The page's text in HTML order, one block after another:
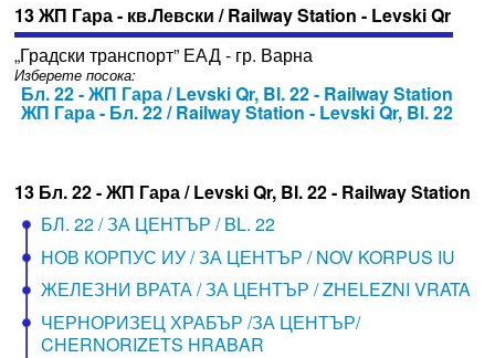
13 ЖП Гара - кв.Левски / Railway Station - Levski Qr
„Градски транспорт” ЕАД - гр. Варна
Изберете посока:
Бл. 22 - ЖП Гара / Levski Qr, Bl. 22 - Railway Station
ЖП Гара - Бл. 22 / Railway Station - Levski Qr, Bl. 22
13 Бл. 22 - ЖП Гара / Levski Qr, Bl. 22 - Railway Station
БЛ. 22 / ЗА ЦЕНТЪР / BL. 22
НОВ КОРПУС ИУ / ЗА ЦЕНТЪР / NOV KORPUS IU
ЖЕЛЕЗНИ ВРАТА / ЗА ЦЕНТЪР / ZHELEZNI VRATA
ЧЕРНОРИЗЕЦ ХРАБЪР /ЗА ЦЕНТЪР/
CHERNORIZETS HRABAR